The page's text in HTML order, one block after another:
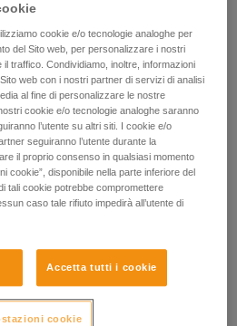
gli ancoraggi)
cookie e/o tecnologie analoghe per
del Sito web, per personalizzare i nostri
traffico. Condividiamo, inoltre, informazioni
web con i nostri partner di servizi di analisi
al fine di personalizzare le nostre
cookie e/o tecnologie analoghe saranno
l’utente su altri siti. I cookie e/o
seguiranno l’utente durante la
il proprio consenso in qualsiasi momento
cookie”, disponibile nella parte inferiore del
tali cookie potrebbe compromettere
caso tale rifiuto impedirà all’utente di
Accetta tutti i cookie
cookie